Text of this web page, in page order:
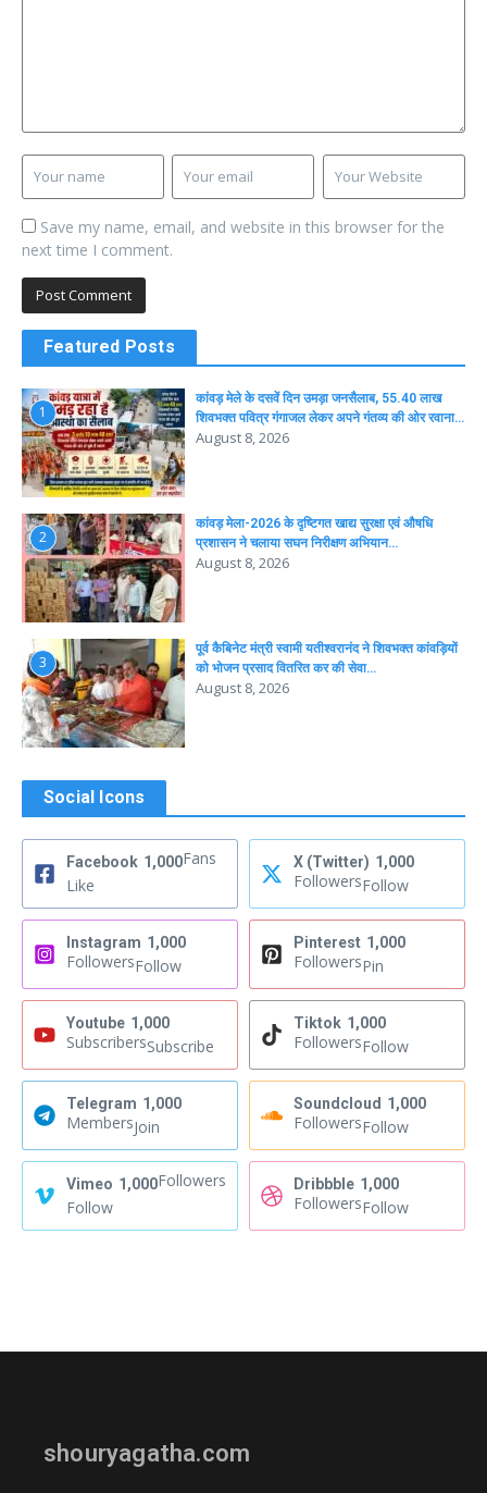
Save my name, email, and website in this browser for the
next time I comment.
Featured Posts
1
कांवड़ मेले के दसवें दिन उमड़ा जनसैलाब, 55.40 लाख
शिवभक्त पवित्र गंगाजल लेकर अपने गंतव्य की ओर रवाना…
August 8, 2026
2
कांवड़ मेला-2026 के दृष्टिगत खाद्य सुरक्षा एवं औषधि
प्रशासन ने चलाया सघन निरीक्षण अभियान…
August 8, 2026
3
पूर्व कैबिनेट मंत्री स्वामी यतीश्वरानंद ने शिवभक्त कांवड़ियों
को भोजन प्रसाद वितरित कर की सेवा…
August 8, 2026
Social Icons
Facebook 1,000Fans
Like
X (Twitter) 1,000
FollowersFollow
Instagram 1,000
FollowersFollow
Pinterest 1,000
FollowersPin
Youtube 1,000
SubscribersSubscribe
Tiktok 1,000
FollowersFollow
Telegram 1,000
MembersJoin
Soundcloud 1,000
FollowersFollow
Vimeo 1,000Followers
Follow
Dribbble 1,000
FollowersFollow
shouryagatha.com